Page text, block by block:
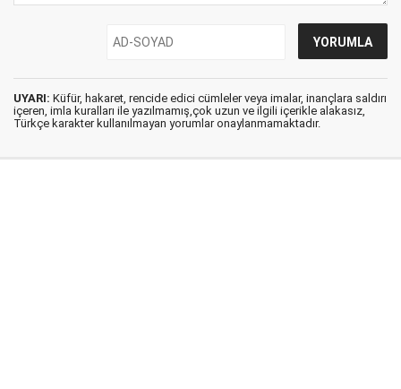
UYARI: Küfür, hakaret, rencide edici cümleler veya imalar, inançlara saldırı
içeren, imla kuralları ile yazılmamış,çok uzun ve ilgili içerikle alakasız,
Türkçe karakter kullanılmayan yorumlar onaylanmamaktadır.